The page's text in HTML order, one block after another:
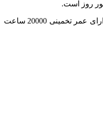
لکه ها به همان شکلی به نظر می رسند که از یک لامپ هالوژن فیلتر شده در روز استفاده می کنید و رنگ های مشابه را می توان متمایز کرد. بر خلاف منبع نور هالوژن، LED دارای عمر تخمینی 20000 ساعت